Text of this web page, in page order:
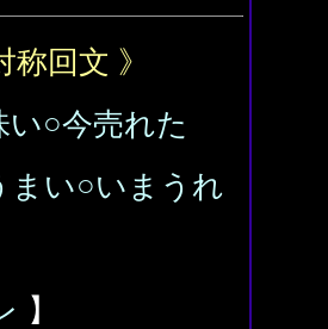
称回文 》
い○今売れた
まい○いまうれ
】